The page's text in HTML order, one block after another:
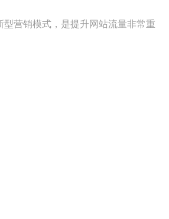
营销模式，是提升网站流量非常重